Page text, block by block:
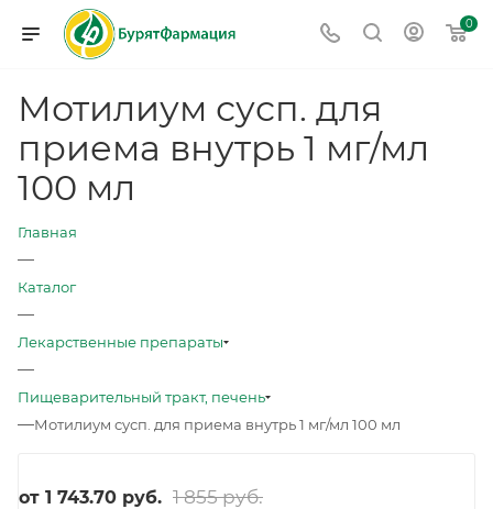
0
Мотилиум сусп. для
приема внутрь 1 мг/мл
100 мл
Главная
—
Каталог
—
Лекарственные препараты
—
Пищеварительный тракт, печень
—Мотилиум сусп. для приема внутрь 1 мг/мл 100 мл
от 1 743.70 руб. 1 855 руб.